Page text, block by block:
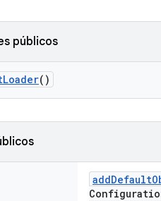
públicos
Loader()
addDefault